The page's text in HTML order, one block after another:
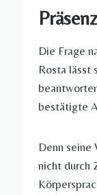
Die Frage
Rosta lässt
bestätigte
Denn seine
nicht durch